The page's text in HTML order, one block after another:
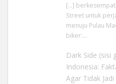
[…]
Street untuk
menuju Pulau
biker:…
Dark Side (sisi
Indonesia:
Agar Tidak